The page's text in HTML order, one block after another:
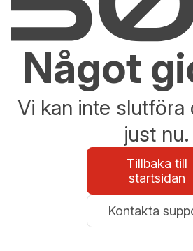
Något
Vi kan inte slutföra
just nu.
Tillbaka till
startsidan
Kontakta